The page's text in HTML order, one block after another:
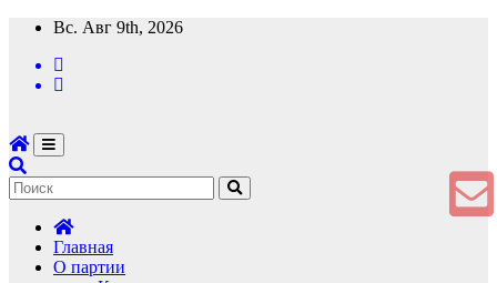
Перейти
содержимому
Вс. Авг 9th, 2026
Главная
О партии